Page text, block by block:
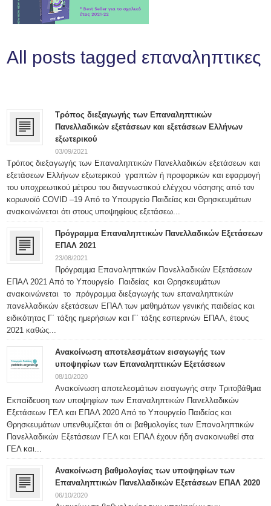
All posts tagged επαναληπτικες
Τρόπος διεξαγωγής των Επαναληπτικών
Πανελλαδικών εξετάσεων και εξετάσεων Ελλήνων
εξωτερικού
03/09/2021
Τρόπος διεξαγωγής των Επαναληπτικών Πανελλαδικών εξετάσεων και
εξετάσεων Ελλήνων εξωτερικού γραπτών ή προφορικών και εφαρμογή
του υποχρεωτικού μέτρου του διαγνωστικού ελέγχου νόσησης από τον
κορωνοϊό COVID –19 Από το Υπουργείο Παιδείας και Θρησκευμάτων
ανακοινώνεται ότι στους υποψηφίους εξετάσεω...
Πρόγραμμα Επαναληπτικών Πανελλαδικών Εξετάσεων
ΕΠΑΛ 2021
23/08/2021
Πρόγραμμα Επαναληπτικών Πανελλαδικών Εξετάσεων
ΕΠΑΛ 2021 Από το Υπουργείο Παιδείας και Θρησκευμάτων
ανακοινώνεται το πρόγραμμα διεξαγωγής των επαναληπτικών
πανελλαδικών εξετάσεων ΕΠΑΛ των μαθημάτων γενικής παιδείας και
ειδικότητας Γ΄ τάξης ημερήσιων και Γ΄ τάξης εσπερινών ΕΠΑΛ, έτους
2021 καθώς...
Ανακοίνωση αποτελεσμάτων εισαγωγής των
υποψηφίων των Επαναληπτικών Εξετάσεων
08/10/2020
Ανακοίνωση αποτελεσμάτων εισαγωγής στην Τριτοβάθμια
Εκπαίδευση των υποψηφίων των Επαναληπτικών Πανελλαδικών
Εξετάσεων ΓΕΛ και ΕΠΑΛ 2020 Από το Υπουργείο Παιδείας και
Θρησκευμάτων υπενθυμίζεται ότι οι βαθμολογίες των Επαναληπτικών
Πανελλαδικών Εξετάσεων ΓΕΛ και ΕΠΑΛ έχουν ήδη ανακοινωθεί στα
ΓΕΛ και...
Ανακοίνωση βαθμολογίας των υποψηφίων των
Επαναληπτικών Πανελλαδικών Εξετάσεων ΕΠΑΛ 2020
06/10/2020